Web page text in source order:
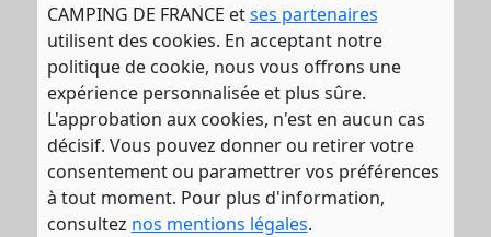
CAMPING DE FRANCE etses partenaires
utilisent des cookies. En acceptant notre
politique de cookie, nous vous offrons une
expérience personnalisée et plus sûre.
L'approbation aux cookies, n'est en aucun cas
décisif. Vous pouvez donner ou retirer votre
consentement ou paramettrer vos préférences
à tout moment. Pour plus d'information,
consultez nos mentions légales.